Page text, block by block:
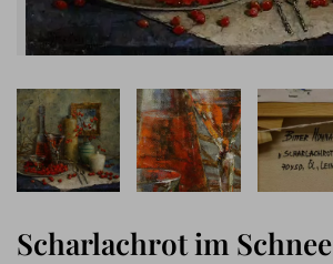
Scharlachrot im Schnee